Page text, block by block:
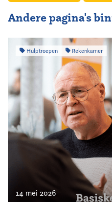
Andere pagina's
Hulptroepen Rekenkamer
14 mei 2026